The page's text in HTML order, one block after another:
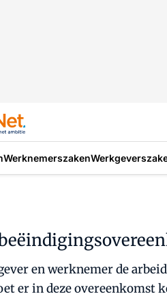
Werknemerszaken
en werknemer de
er in deze overeenkomst